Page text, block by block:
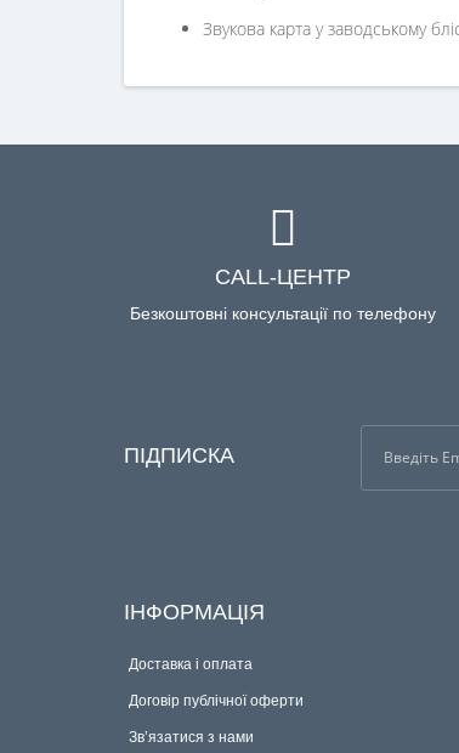
Звукова карта у заводському
CALL-ЦЕНТР
Безкоштовні консультації по телефону
ПІДПИСКА
ІНФОРМАЦІЯ
Доставка і оплата
Договір публічної оферти
Зв’язатися з нами